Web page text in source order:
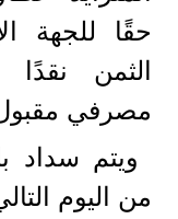
حقًا للجهة
الثمن
مصرفي
من اليوم